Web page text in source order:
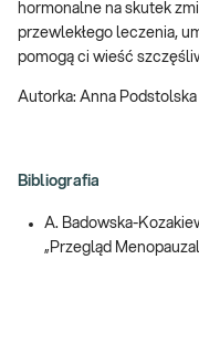
hormonalne na skutek
przewlekłego leczenia,
pomogą ci wieść
Autorka: Anna Podstolska
Bibliografia
A. Badowska-
„Przegląd